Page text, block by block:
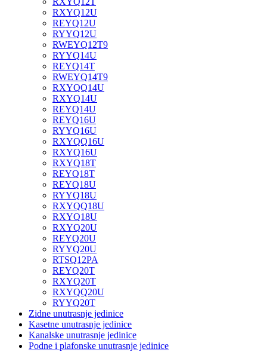
RXYQ12U
REYQ12U
RYYQ12U
RWEYQ12T9
RYYQ14U
REYQ14T
RWEYQ14T9
RXYQQ14U
RXYQ14U
REYQ14U
REYQ16U
RYYQ16U
RXYQQ16U
RXYQ16U
RXYQ18T
REYQ18T
REYQ18U
RYYQ18U
RXYQQ18U
RXYQ18U
RXYQ20U
REYQ20U
RYYQ20U
RTSQ12PA
REYQ20T
RXYQ20T
RXYQQ20U
RYYQ20T
Zidne unutrasnje jedinice
Kasetne unutrasnje jedinice
Kanalske unutrasnje jedinice
Podne i plafonske unutrasnje jedinice